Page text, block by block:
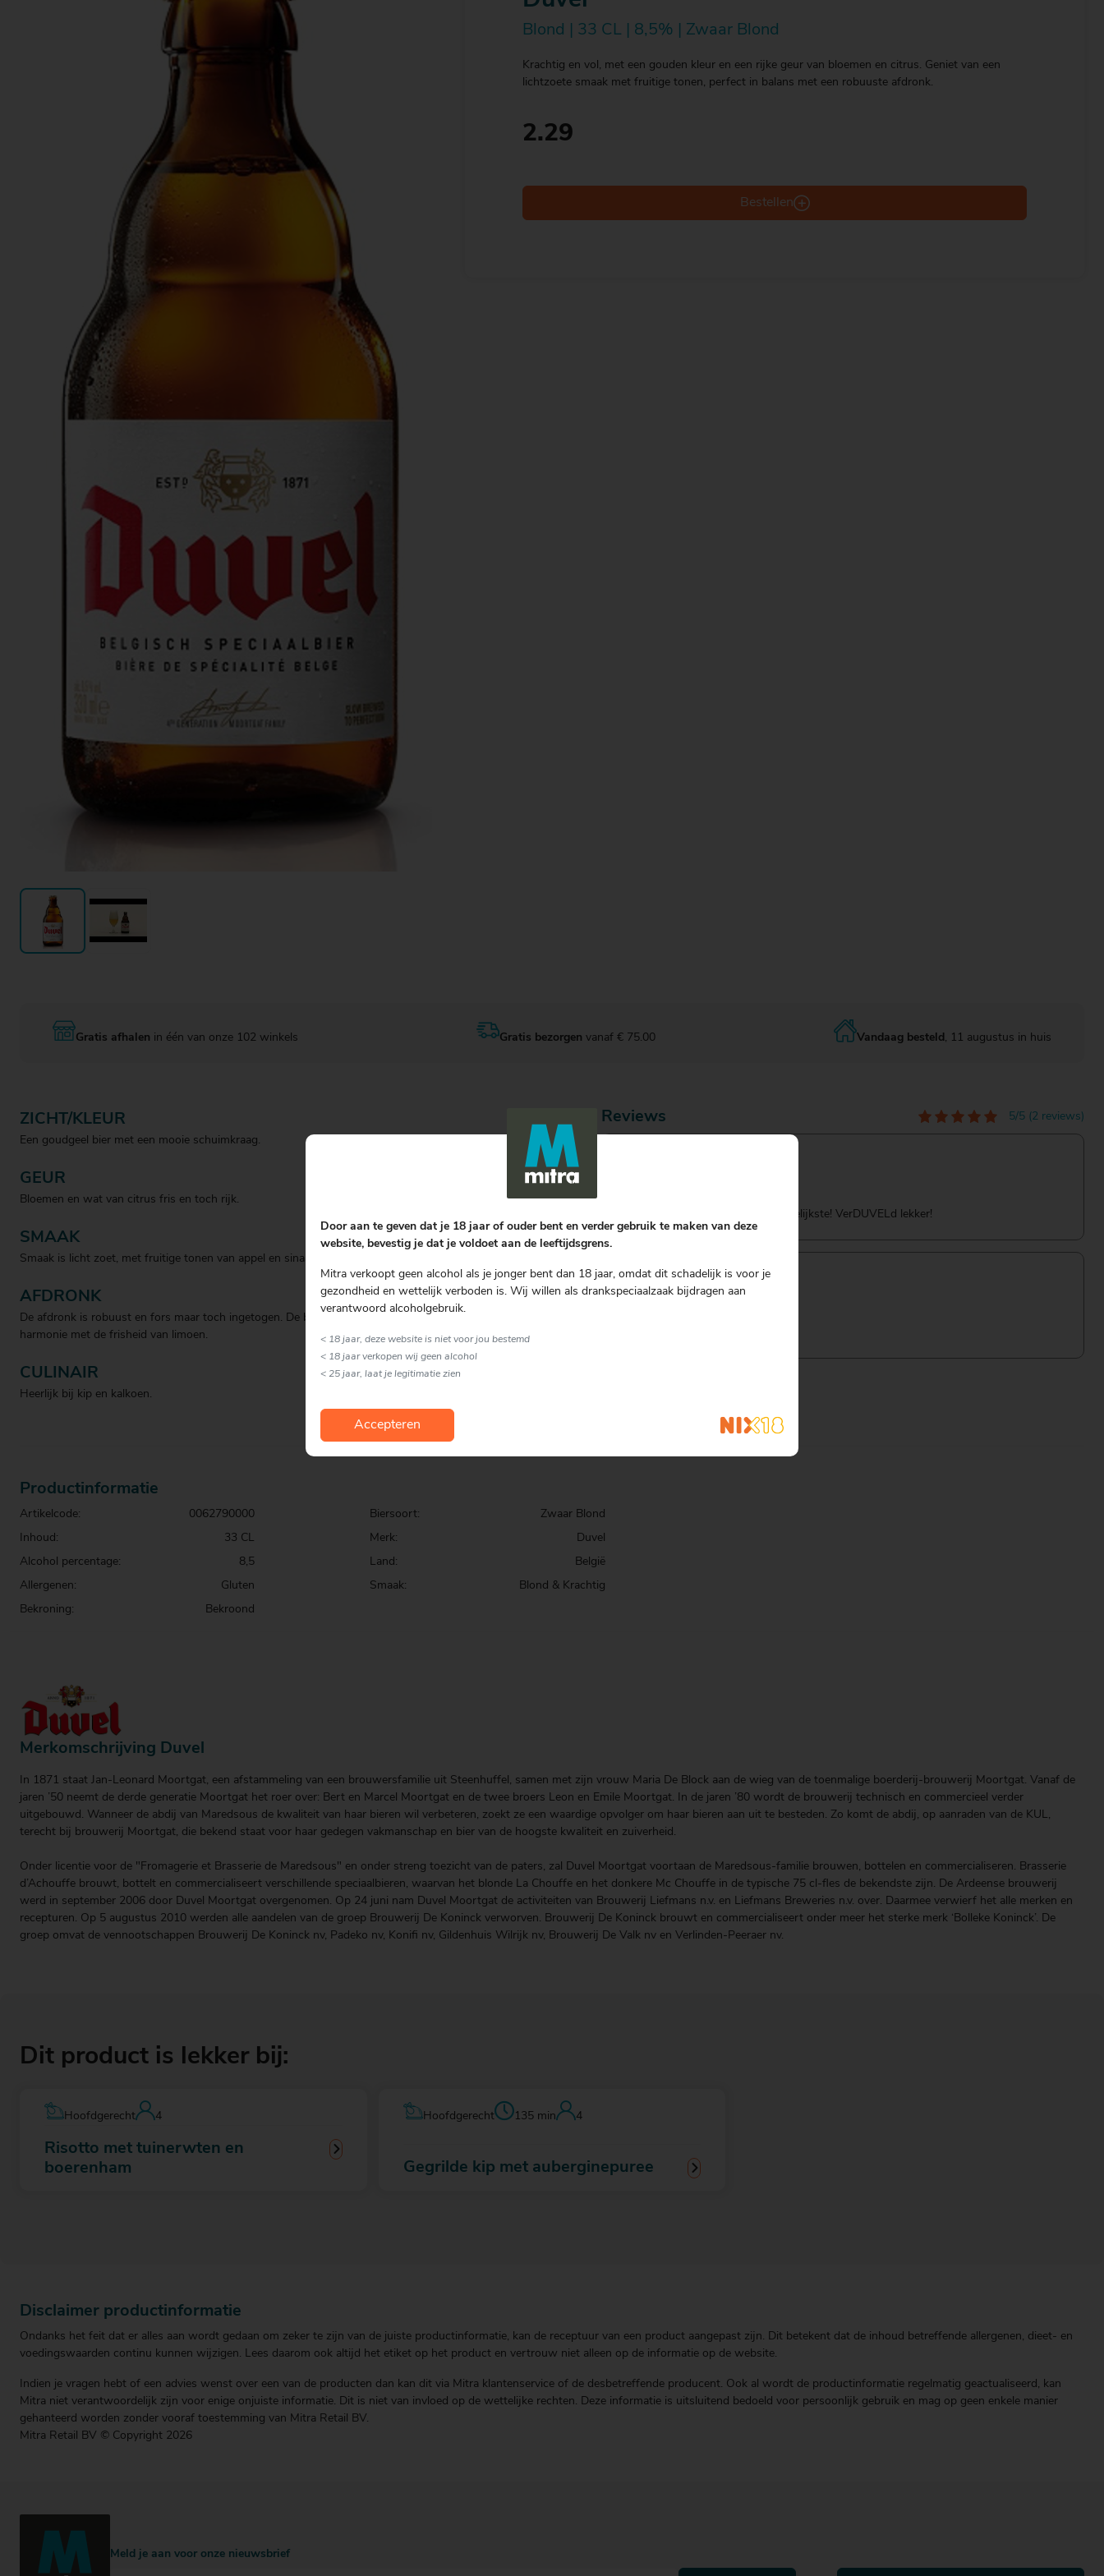
Blond | 33 CL | 8,5% | Zwaar Blond
Krachtig en vol, met een gouden kleur en een rijke geur van bloemen en citrus. Geniet van een
lichtzoete smaak met fruitige tonen, perfect in balans met een robuuste afdronk.
2.29
Bestellen
Gratis afhalen in één van onze 102 winkels Gratis bezorgen vanaf € 75.00 Vandaag besteld , 11 augustus in huis
ZICHT/KLEUR
Een goudgeel bier met een mooie schuimkraag.
GEUR
Bloemen en wat van citrus fris en toch rijk.
SMAAK
Smaak is licht zoet, met fruitige tonen van appel en sinaasappel.
AFDRONK
De afdronk is robuust en fors maar toch ingetogen. De bitterheid is mooi in
harmonie met de frisheid van limoen.
CULINAIR
Heerlijk bij kip en kalkoen.
Reviews 5/5 (2 reviews)
Als vanouds de beste en de smakelijkste! VerDUVELd lekker!
Productinformatie
Artikelcode:
0062790000
Inhoud:
33 CL
Alcohol percentage:
8,5
Allergenen:
Gluten
Bekroning:
Bekroond
Biersoort:
Zwaar Blond
Merk:
Duvel
Land:
België
Smaak:
Blond & Krachtig
Merkomschrijving Duvel
In 1871 staat Jan-Leonard Moortgat, een afstammeling van een brouwersfamilie uit Steenhuffel, samen met zijn vrouw Maria De Block aan de wieg van de toenmalige boerderij-brouwerij Moortgat. Vanaf de
jaren ’50 neemt de derde generatie Moortgat het roer over: Bert en Marcel Moortgat en de twee broers Leon en Emile Moortgat. In de jaren ’80 wordt de brouwerij technisch en commercieel verder
uitgebouwd. Wanneer de abdij van Maredsous de kwaliteit van haar bieren wil verbeteren, zoekt ze een waardige opvolger om haar bieren aan uit te besteden. Zo komt de abdij, op aanraden van de KUL,
terecht bij brouwerij Moortgat, die bekend staat voor haar gedegen vakmanschap en bier van de hoogste kwaliteit en zuiverheid.
Onder licentie voor de "Fromagerie et Brasserie de Maredsous" en onder streng toezicht van de paters, zal Duvel Moortgat voortaan de Maredsous-familie brouwen, bottelen en commercialiseren. Brasserie
d’Achouffe brouwt, bottelt en commercialiseert verschillende speciaalbieren, waarvan het blonde La Chouffe en het donkere Mc Chouffe in de typische 75 cl-fles de bekendste zijn. De Ardeense brouwerij
werd in september 2006 door Duvel Moortgat overgenomen. Op 24 juni nam Duvel Moortgat de activiteiten van Brouwerij Liefmans n.v. en Liefmans Breweries n.v. over. Daarmee verwierf het alle merken en
recepturen. Op 5 augustus 2010 werden alle aandelen van de groep Brouwerij De Koninck verworven. Brouwerij De Koninck brouwt en commercialiseert onder meer het sterke merk ‘Bolleke Koninck’. De
groep omvat de vennootschappen Brouwerij De Koninck nv, Padeko nv, Konifi nv, Gildenhuis Wilrijk nv, Brouwerij De Valk nv en Verlinden-Peeraer nv.
Dit product is lekker bij:
Hoofdgerecht 4
Risotto met tuinerwten en
boerenham
Hoofdgerecht 135 min 4
Gegrilde kip met auberginepuree
Disclaimer productinformatie
Ondanks het feit dat er alles aan wordt gedaan om zeker te zijn van de juiste productinformatie, kan de receptuur van een product aangepast zijn. Dit betekent dat de inhoud betreffende allergenen, dieet- en
voedingswaarden continu kunnen wijzigen. Lees daarom ook altijd het etiket op het product en vertrouw niet alleen op de informatie op de website.
Indien je vragen hebt of een advies wenst over een van de producten dan kan dit via Mitra klantenservice of de desbetreffende producent. Ook al wordt de productinformatie regelmatig geactualiseerd, kan
Mitra niet verantwoordelijk zijn voor enige onjuiste informatie. Dit is niet van invloed op de wettelijke rechten. Deze informatie is uitsluitend bedoeld voor persoonlijk gebruik en mag op geen enkele manier
gehanteerd worden zonder vooraf toestemming van Mitra Retail BV.
Mitra Retail BV © Copyright 2026
Meld je aan voor onze nieuwsbrief
Door aan te geven dat je 18 jaar of ouder bent en verder gebruik te maken van deze
website, bevestig je dat je voldoet aan de leeftijdsgrens.
Mitra verkoopt geen alcohol als je jonger bent dan 18 jaar, omdat dit schadelijk is voor je
gezondheid en wettelijk verboden is. Wij willen als drankspeciaalzaak bijdragen aan
verantwoord alcoholgebruik.
< 18 jaar, deze website is niet voor jou bestemd
< 18 jaar verkopen wij geen alcohol
< 25 jaar, laat je legitimatie zien
Accepteren